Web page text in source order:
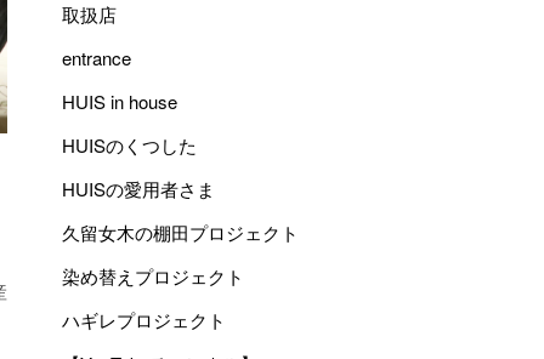
取扱店
entrance
HUIS in house
HUISのくつした
HUISの愛用者さま
久留女木の棚田プロジェクト
染め替えプロジェクト
ハギレプロジェクト